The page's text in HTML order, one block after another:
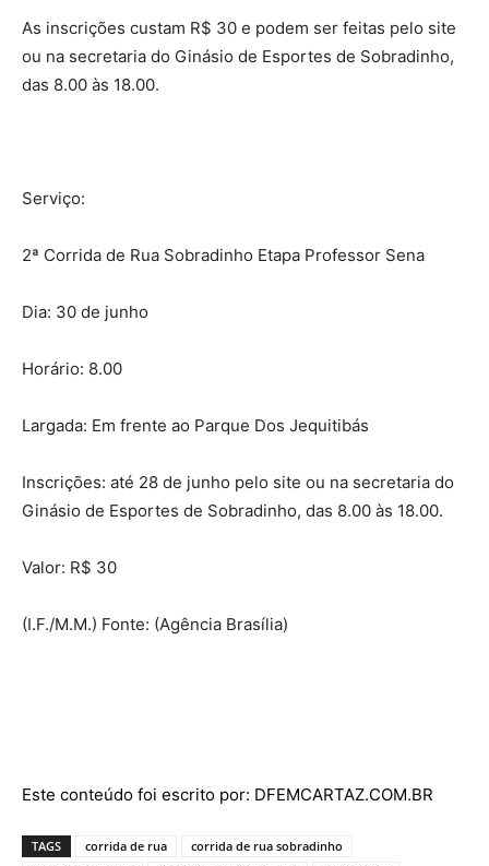
As inscrições custam R$ 30 e podem ser feitas pelo site
ou na secretaria do Ginásio de Esportes de Sobradinho,
das 8.00 às 18.00.
Serviço:
2ª Corrida de Rua Sobradinho Etapa Professor Sena
Dia: 30 de junho
Horário: 8.00
Largada: Em frente ao Parque Dos Jequitibás
Inscrições: até 28 de junho pelo site ou na secretaria do
Ginásio de Esportes de Sobradinho, das 8.00 às 18.00.
Valor: R$ 30
(I.F./M.M.) Fonte: (Agência Brasília)
Este conteúdo foi escrito por: DFEMCARTAZ.COM.BR
TAGS corrida de rua
corrida de rua sobradinho